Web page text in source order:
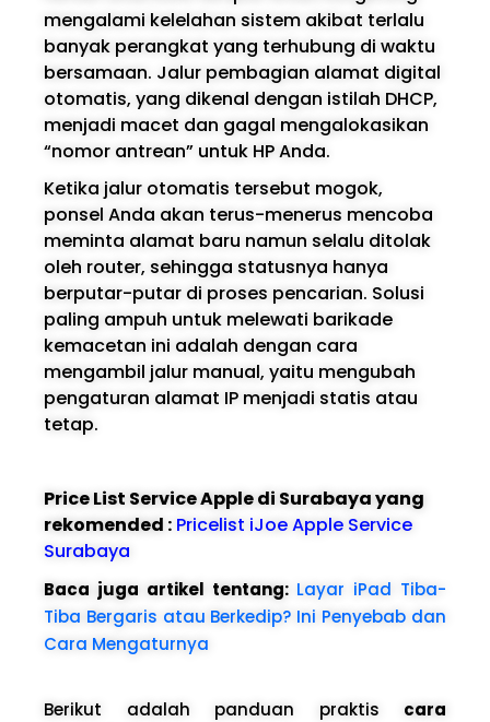
mengalami kelelahan sistem akibat terlalu
banyak perangkat yang terhubung di waktu
bersamaan. Jalur pembagian alamat digital
otomatis, yang dikenal dengan istilah DHCP,
menjadi macet dan gagal mengalokasikan
“nomor antrean” untuk HP Anda.
Ketika jalur otomatis tersebut mogok,
ponsel Anda akan terus-menerus mencoba
meminta alamat baru namun selalu ditolak
oleh router, sehingga statusnya hanya
berputar-putar di proses pencarian. Solusi
paling ampuh untuk melewati barikade
kemacetan ini adalah dengan cara
mengambil jalur manual, yaitu mengubah
pengaturan alamat IP menjadi statis atau
tetap.
Price List Service Apple di Surabaya yang
rekomended : Pricelist iJoe Apple Service
Surabaya
Baca juga artikel tentang: Layar iPad Tiba-
Tiba Bergaris atau Berkedip? Ini Penyebab dan
Cara Mengaturnya
Berikut adalah panduan praktis cara